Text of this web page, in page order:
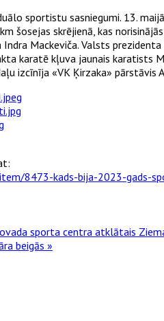
sportistu sasniegumi. 13.
šosejas skrējienā, kas
Mackeviča. Valsts
karatē kļuva jaunais karatists
izcīnīja «VK Ķirzaka» pārstāvis
8473-kads-bija-2023-gads-
sporta centra atklātais
beigās »